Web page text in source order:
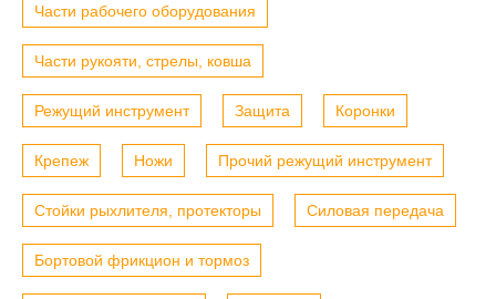
Части рабочего оборудования
Части рукояти, стрелы, ковша
Режущий инструмент Защита Коронки
Крепеж Ножи Прочий режущий инструмент
Стойки рыхлителя, протекторы Силовая передача
Бортовой фрикцион и тормоз